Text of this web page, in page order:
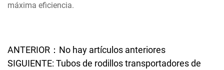
máxima eficiencia.
ANTERIOR：No hay artículos anteriores
SIGUIENTE: Tubos de rodillos transportadores de